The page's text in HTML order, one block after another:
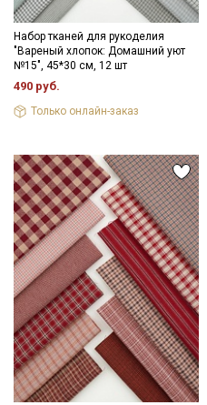
Набор тканей для рукоделия
"Вареный хлопок: Домашний уют
№15", 45*30 см, 12 шт
490 руб.
Только онлайн-заказ